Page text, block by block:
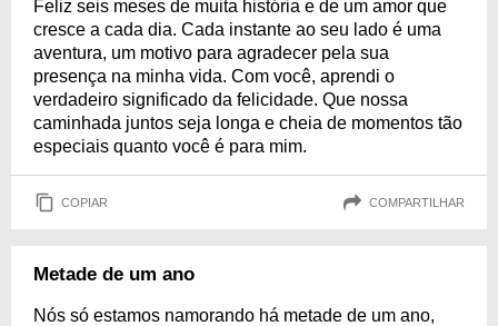
Feliz seis meses de muita história e de um amor que
cresce a cada dia. Cada instante ao seu lado é uma
aventura, um motivo para agradecer pela sua
presença na minha vida. Com você, aprendi o
verdadeiro significado da felicidade. Que nossa
caminhada juntos seja longa e cheia de momentos tão
especiais quanto você é para mim.
COPIAR COMPARTILHAR
Metade de um ano
Nós só estamos namorando há metade de um ano,